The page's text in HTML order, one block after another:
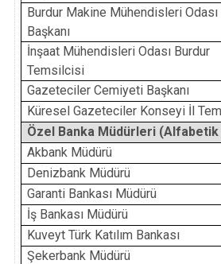
Burdur Makine Mühendisleri Odası
Başkanı
İnşaat Mühendisleri Odası Burdur
Temsilcisi
Gazeteciler Cemiyeti Başkanı
Küresel Gazeteciler Konseyi İl
Özel Banka Müdürleri (Alfabetik
Akbank Müdürü
Denizbank Müdürü
Garanti Bankası Müdürü
İş Bankası Müdürü
Kuveyt Türk Katılım Bankası
Şekerbank Müdürü